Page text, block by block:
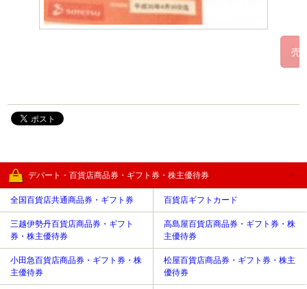
デパート・百貨店商品券・ギフト券・株主優待券
全国百貨店共通商品券・ギフト券 百貨店ギフトカード
三越伊勢丹百貨店商品券・ギフト
券・株主優待券
高島屋百貨店商品券・ギフト券・株
主優待券
小田急百貨店商品券・ギフト券・株
主優待券
松屋百貨店商品券・ギフト券・株主
優待券